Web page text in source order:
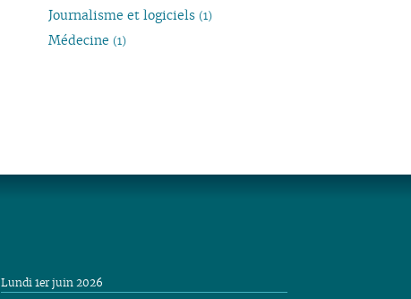
Journalisme et logiciels (1)
Médecine (1)
Lundi 1er juin 2026